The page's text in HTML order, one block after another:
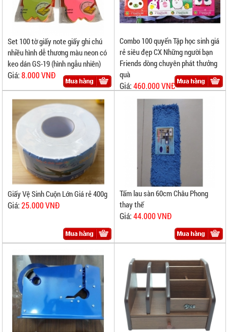
Set 100 tờ giấy note giấy ghi chú
nhiều hình dễ thương màu neon có
keo dán GS-19 (hình ngẫu nhiên)
Giá:8.000 VNĐ
Combo 100 quyển Tập học sinh giá
rẻ siêu đẹp CX Những người bạn
Friends dòng chuyên phát thưởng
quà
Giá:460.000 VNĐ
Giấy Vệ Sinh Cuộn Lớn Giá rẻ 400g
Giá:25.000 VNĐ
Tấm lau sàn 60cm Châu Phong
thay thế
Giá:44.000 VNĐ